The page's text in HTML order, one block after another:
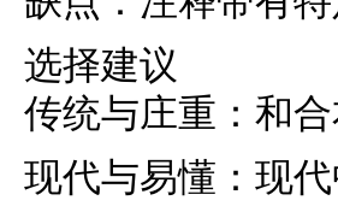
选择建议
传统与庄重：和
现代与易懂：现